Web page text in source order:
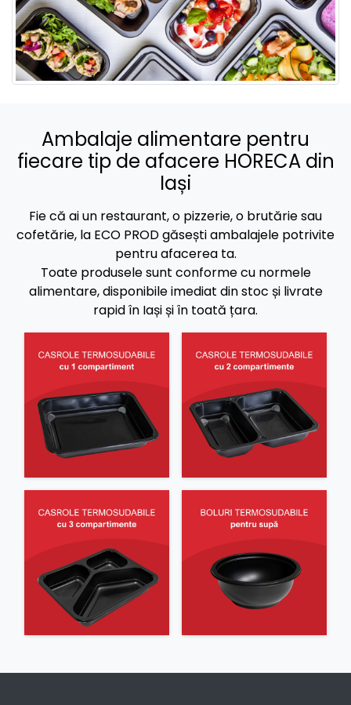
Ambalaje alimentare pentru
fiecare tip de afacere HORECA din
Iași
Fie că ai un restaurant, o pizzerie, o brutărie sau
cofetărie, la ECO PROD găsești ambalajele potrivite
pentru afacerea ta.
Toate produsele sunt conforme cu normele
alimentare, disponibile imediat din stoc și livrate
rapid în Iași și în toată țara.